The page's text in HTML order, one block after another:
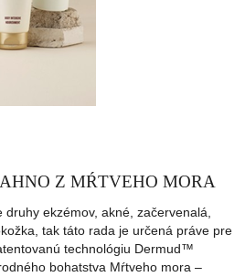
Z MŔTVEHO MORA
ekzémov, akné, začervenalá,
tak táto rada je určená práve pre
technológiu Dermud™
bohatstva Mŕtveho mora –